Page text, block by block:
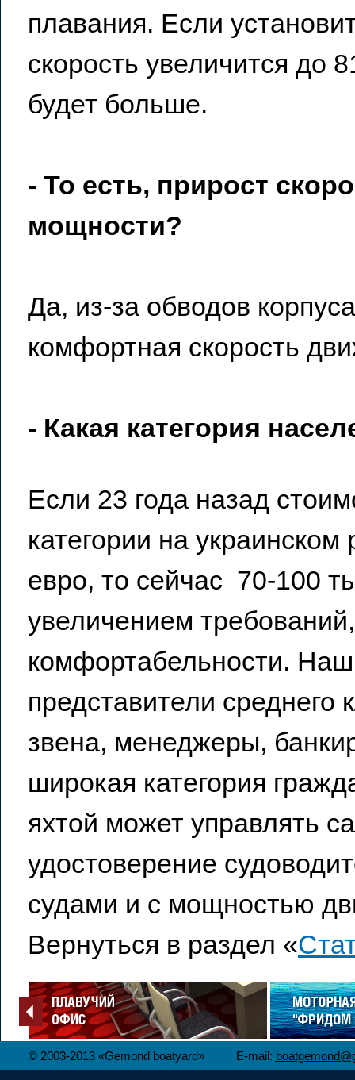
плавания. Если
скорость увеличится до
будет больше.
- То есть, прирост
мощности?
Да, из-за обводов
комфортная скорость
- Какая категория
Если 23 года назад
категории на
евро, то сейчас 70-100
увеличением
комфортабельности.
представители
звена, менеджеры,
широкая категория
яхтой может управлять
удостоверение
судами и с мощностью
Вернуться в раздел «
© 2003-2013 «Gemond boatyard» E-mail: